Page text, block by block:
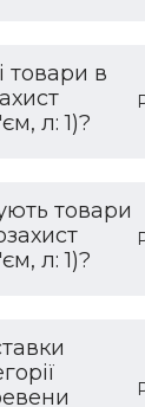
товари в
л: 1)?
товари
л: 1)?